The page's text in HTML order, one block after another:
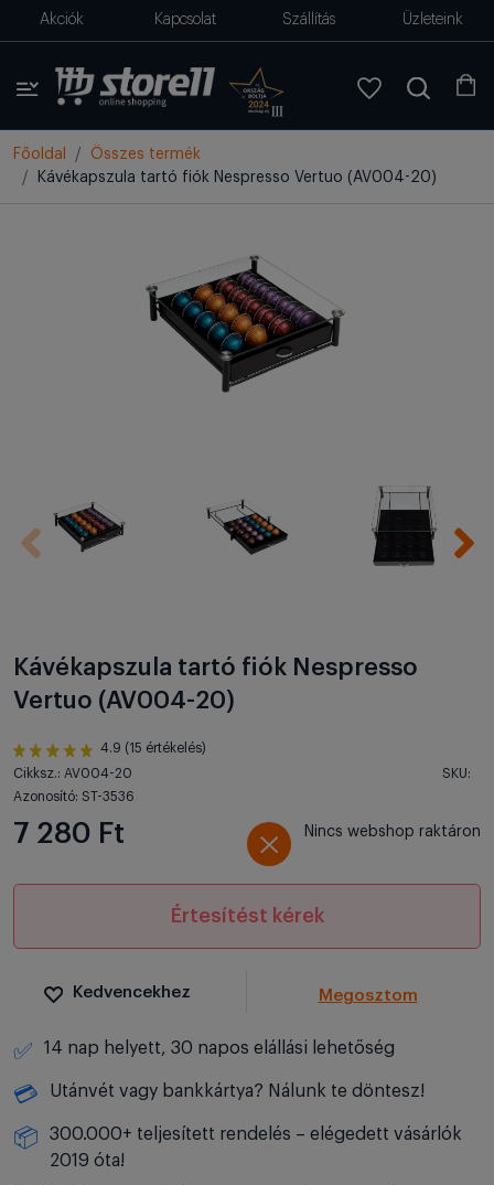
Akciók Kapcsolat Szállítás Üzleteink
Főoldal
Összes termék
Kávékapszula tartó fiók Nespresso Vertuo (AV004-20)
Kávékapszula tartó fiók Nespresso
Vertuo (AV004-20)
4.9 (15 értékelés)
Cikksz.: AV004-20
SKU:
Azonosító: ST-3536
7 280 Ft Nincs webshop raktáron
Értesítést kérek
Kedvencekhez Megosztom
✅ 14 nap helyett, 30 napos elállási lehetőség
💳 Utánvét vagy bankkártya? Nálunk te döntesz!
📦
300.000+ teljesített rendelés – elégedett vásárlók
2019 óta!